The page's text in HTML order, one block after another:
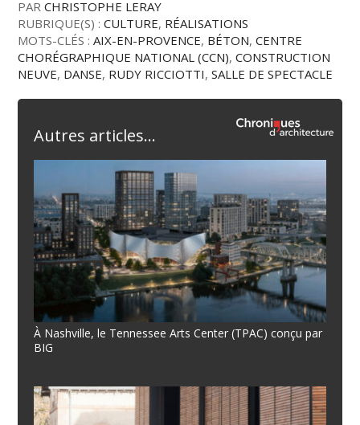
PARCHRISTOPHE LERAY
RUBRIQUE(S) :CULTURE, RÉALISATIONS
MOTS-CLÉS :AIX-EN-PROVENCE, BÉTON,CENTRE
CHORÉGRAPHIQUE NATIONAL (CCN),CONSTRUCTION
NEUVE, DANSE, RUDY RICCIOTTI,SALLE DE SPECTACLE
Autres articles...
À Nashville, le Tennessee Arts Center (TPAC) conçu par
BIG